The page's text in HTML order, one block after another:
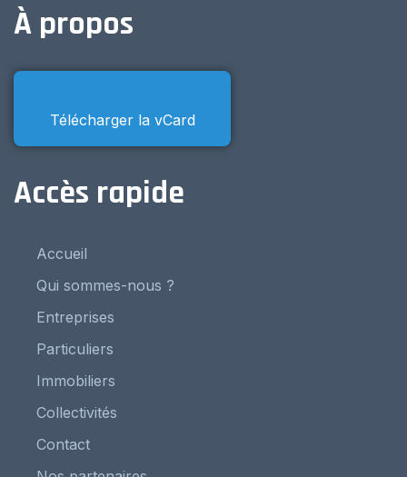
À propos
Télécharger la vCard
Accès rapide
Accueil
Qui sommes-nous ?
Entreprises
Particuliers
Immobiliers
Collectivités
Contact